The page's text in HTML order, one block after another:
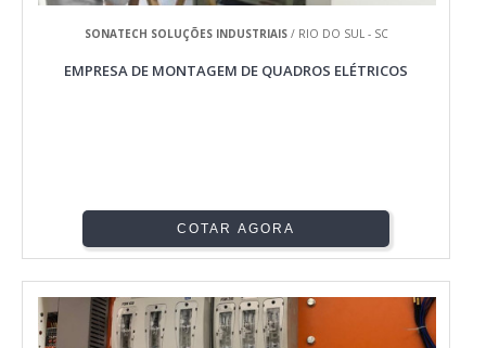
SONATECH SOLUÇÕES INDUSTRIAIS/ RIO DO SUL - SC
EMPRESA DE MONTAGEM DE QUADROS ELÉTRICOS
COTAR AGORA